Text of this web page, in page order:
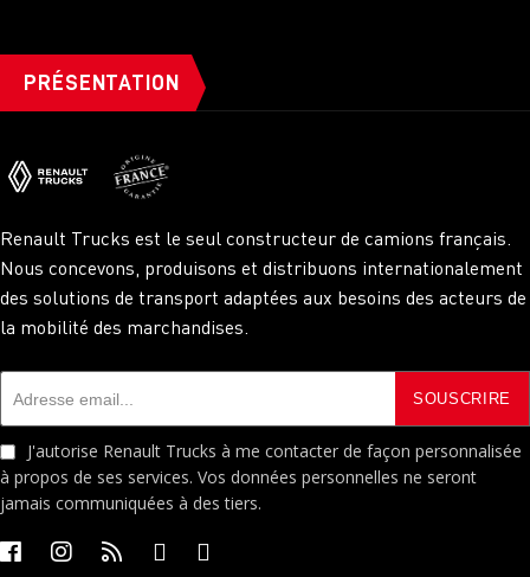
PRÉSENTATION
Renault Trucks est le seul constructeur de camions français.
Nous concevons, produisons et distribuons internationalement
des solutions de transport adaptées aux besoins des acteurs de
la mobilité des marchandises.
J'autorise Renault Trucks à me contacter de façon personnalisée
à propos de ses services. Vos données personnelles ne seront
jamais communiquées à des tiers.